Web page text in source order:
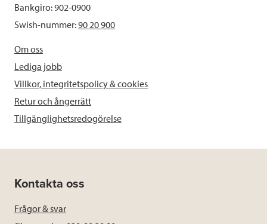
Bankgiro: 902-0900
Swish-nummer:90 20 900
Om oss
Lediga jobb
Villkor, integritetspolicy & cookies
Retur och ångerrätt
Tillgänglighetsredogörelse
Kontakta oss
Frågor & svar